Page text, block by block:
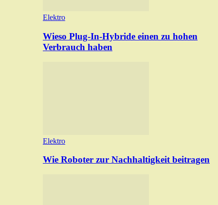
Elektro
Wieso Plug-In-Hybride einen zu hohen
Verbrauch haben
Elektro
Wie Roboter zur Nachhaltigkeit beitragen